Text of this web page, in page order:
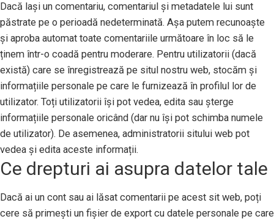
Dacă lași un comentariu, comentariul și metadatele lui sunt
păstrate pe o perioadă nedeterminată. Așa putem recunoaște
și aproba automat toate comentariile următoare în loc să le
ținem într-o coadă pentru moderare. Pentru utilizatorii (dacă
există) care se înregistrează pe situl nostru web, stocăm și
informațiile personale pe care le furnizează în profilul lor de
utilizator. Toți utilizatorii își pot vedea, edita sau șterge
informațiile personale oricând (dar nu își pot schimba numele
de utilizator). De asemenea, administratorii sitului web pot
vedea și edita aceste informații.
Ce drepturi ai asupra datelor tale
Dacă ai un cont sau ai lăsat comentarii pe acest sit web, poți
cere să primești un fișier de export cu datele personale pe care